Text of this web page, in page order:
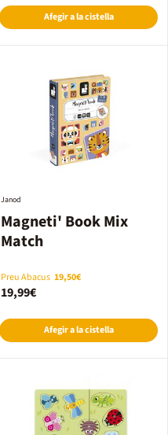
Afegir a la cistella
Magneti' Book Mix
Match
Janod
Preu Abacus 19,50€
19,99€
Afegir a la cistella